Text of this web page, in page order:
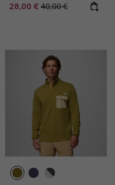
Sale price:
28,00 € Regular price:
40,00 €